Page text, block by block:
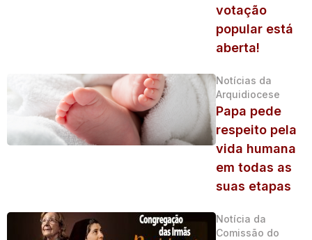
votação
popular está
aberta!
Notícias da
Arquidiocese
Papa pede
respeito pela
vida humana
em todas as
suas etapas
Notícia da
Comissão do